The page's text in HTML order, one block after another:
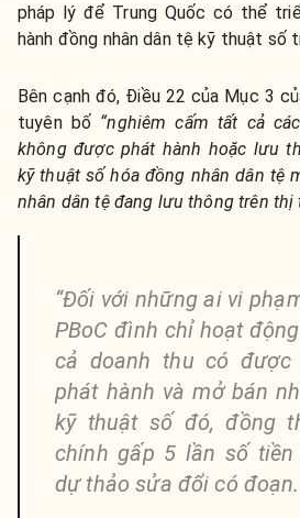
pháp lý để Trung Quốc có thể
hành đồng nhân dân tệ kỹ thuật số
Bên cạnh đó, Điều 22 của Mục 3
tuyên bố “nghiêm cấm tất cả
không được phát hành hoặc lưu
kỹ thuật số hóa đồng nhân dân tệ
nhân dân tệ đang lưu thông trên thị
“Đối với những ai vi
PBoC đình chỉ hoạt
cả doanh thu có
phát hành và mở bán
kỹ thuật số đó, đồng
chính gấp 5 lần số tiền
dự thảo sửa đổi có đoạn.